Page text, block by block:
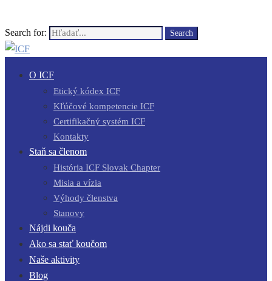
Search for: Search
O ICF
Etický kódex ICF
Kľúčové kompetencie ICF
Certifikačný systém ICF
Kontakty
Staň sa členom
História ICF Slovak Chapter
Misia a vízia
Výhody členstva
Stanovy
Nájdi kouča
Ako sa stať koučom
Naše aktivity
Blog